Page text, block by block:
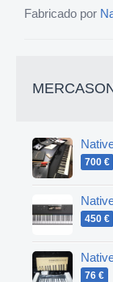
Fabricado por
700 €
450 €
76 €